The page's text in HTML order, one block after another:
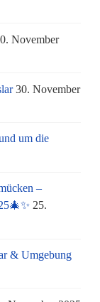
November
30. November
um die
–
25.
& Umgebung